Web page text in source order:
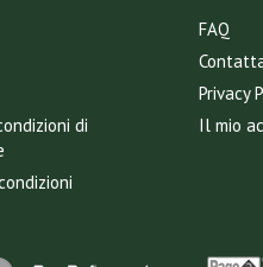
di
FAQ
Privacy
Il mio